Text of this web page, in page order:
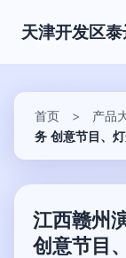
天津开发区
首页 > 产品
务 创意节目、
江西赣州
创意节目